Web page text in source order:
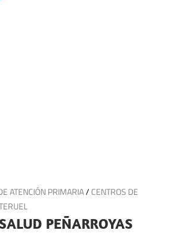
ATENCIÓN PRIMARIA/CENTROS DE
PEÑARROYAS